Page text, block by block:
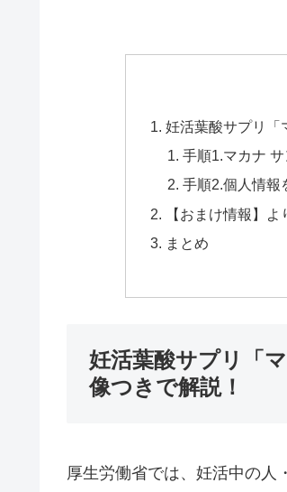
妊活葉酸サプリ「
手順1.マカナ
手順2.個人情報
【おまけ情報】
まとめ
妊活葉酸サプリ「
像つきで解説！
厚生労働省では、妊活中の人